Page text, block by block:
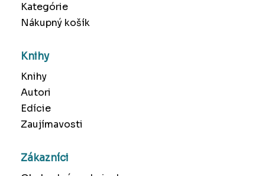
Kategórie
Nákupný košík
Knihy
Knihy
Autori
Edície
Zaujímavosti
Zákazníci